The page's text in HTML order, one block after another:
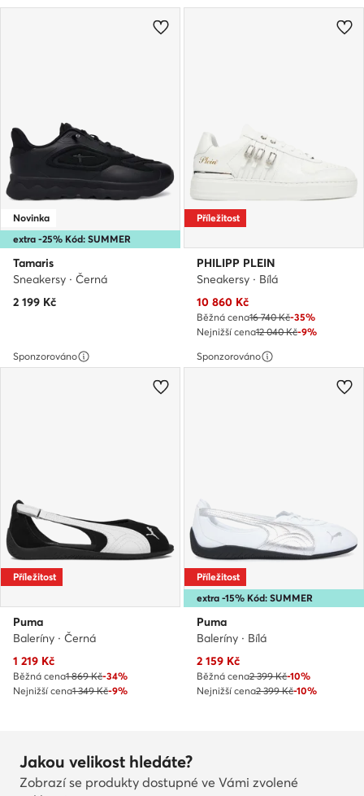
extra -25% Kód: SUMMER
Novinka
Tamaris
Sneakersy · Černá
2 199 Kč
Příležitost
PHILIPP PLEIN
Sneakersy · Bílá
Aktuální cena
10 860 Kč
Běžná cena16 740 Kč-35%
Nejnižší cena12 040 Kč-9%
Sponzorováno
Příležitost
Puma
Baleríny · Černá
Aktuální cena
1 219 Kč
Běžná cena1 869 Kč-34%
Nejnižší cena1 349 Kč-9%
Sponzorováno
extra -15% Kód: SUMMER
Příležitost
Puma
Baleríny · Bílá
Aktuální cena
2 159 Kč
Běžná cena2 399 Kč-10%
Nejnižší cena2 399 Kč-10%
Jakou velikost hledáte?
Zobrazí se produkty dostupné ve Vámi zvolené